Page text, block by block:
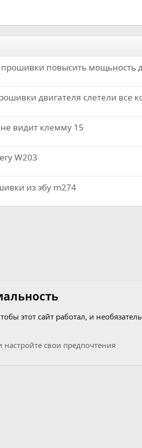
повысить мощьность
двигателя слетели все
видит клемму 15
W203
из эбу m274
этот сайт работал, и
свои предпочтения